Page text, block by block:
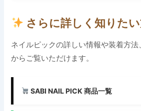
さらに詳しく知りた
ネイルピックの詳しい情報や装着方
からご覧いただけます。
SABI NAIL PICK 商品一覧